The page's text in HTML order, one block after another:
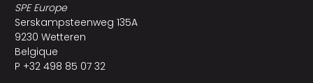
SPE Europe
Serskampsteenweg 135A
9230 Wetteren
Belgique
P +32 498 85 07 32